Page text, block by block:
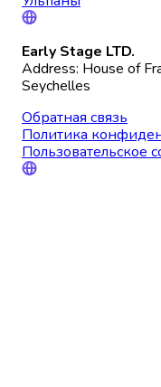
Early Stage LTD.
Address: House of
Seychelles
Обратная связь
Политика
Пользовательское